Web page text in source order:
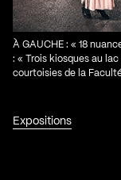
Expositions
À GAUCHE : « 18
: « Trois kiosques au
courtoisies de la